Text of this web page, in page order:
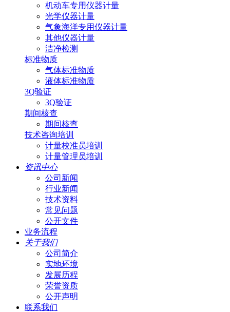
机动车专用仪器计量
光学仪器计量
气象海洋专用仪器计量
其他仪器计量
洁净检测
标准物质
气体标准物质
液体标准物质
3Q验证
3Q验证
期间核查
期间核查
技术咨询培训
计量校准员培训
计量管理员培训
资讯中心
公司新闻
行业新闻
技术资料
常见问题
公开文件
业务流程
关于我们
公司简介
实地环境
发展历程
荣誉资质
公开声明
联系我们